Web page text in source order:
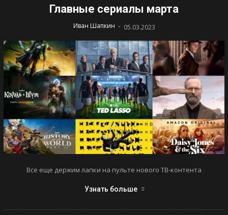
Главные сериалы марта
Иван Шапкин - 05.03.2023
Все еще держим лапки на пульте нового ТВ-контента
Узнать больше